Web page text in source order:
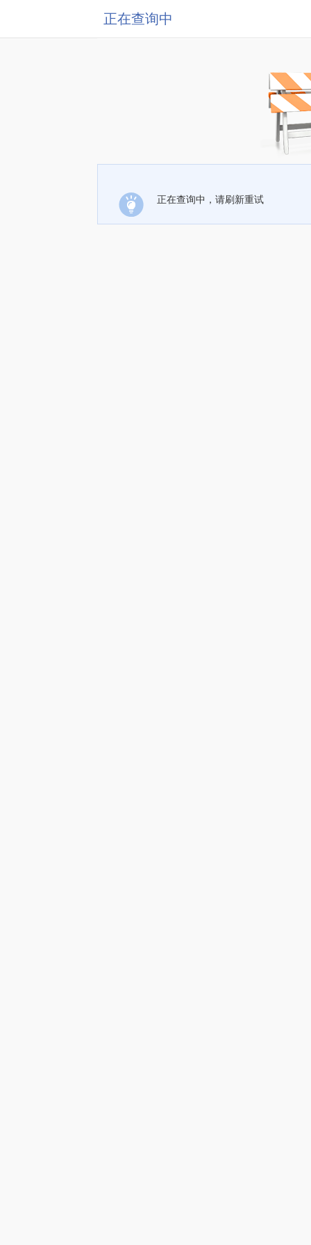
正在查询中
正在查询中，请刷新重试